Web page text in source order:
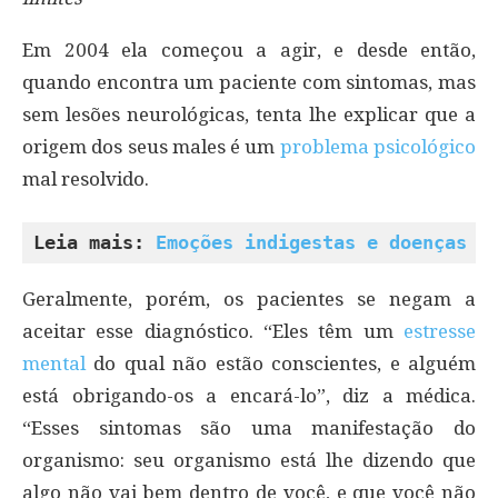
Em 2004 ela começou a agir, e desde então,
quando encontra um paciente com sintomas, mas
sem lesões neurológicas, tenta lhe explicar que a
origem dos seus males é um problema psicológico
mal resolvido.
Leia mais: Emoções indigestas e doenças
Geralmente, porém, os pacientes se negam a
aceitar esse diagnóstico. “Eles têm um estresse
mentaldo qual não estão conscientes, e alguém
está obrigando-os a encará-lo”, diz a médica.
“Esses sintomas são uma manifestação do
organismo: seu organismo está lhe dizendo que
algo não vai bem dentro de você, e que você não